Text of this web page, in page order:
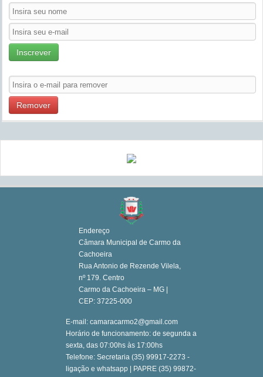
Inscrever
Remover
Endereço
Câmara Municipal de Carmo da
Cachoeira
Rua Antonio de Rezende Vilela,
nº 179. Centro
Carmo da Cachoeira – MG |
CEP: 37225-000
E-mail: camaracarmo2@gmail.com
Horário de funcionamento: de segunda a
sexta, das 07:00hs às 17:00hs
Telefone: Secretaria (35) 99917-2273 -
ligação e whatsapp | PAPRE (35) 99872-